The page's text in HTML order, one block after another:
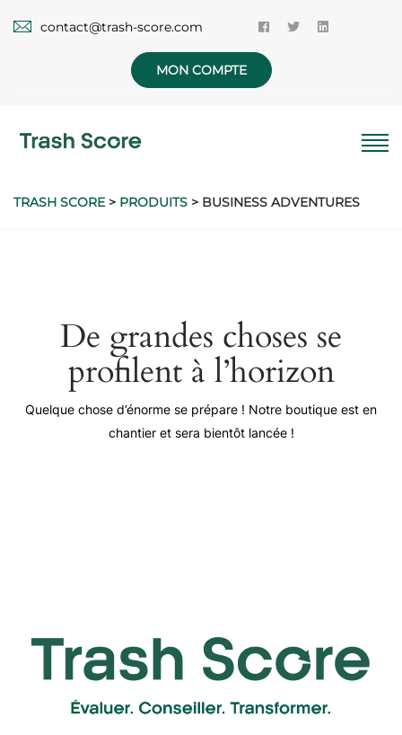
contact@trash-score.com
MON COMPTE
TRASH SCORE> PRODUITS > BUSINESS ADVENTURES
De grandes choses se
profilent à l’horizon
Quelque chose d’énorme se prépare ! Notre boutique est en
chantier et sera bientôt lancée !